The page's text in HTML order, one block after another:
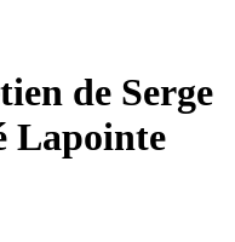
de Serge
Lapointe